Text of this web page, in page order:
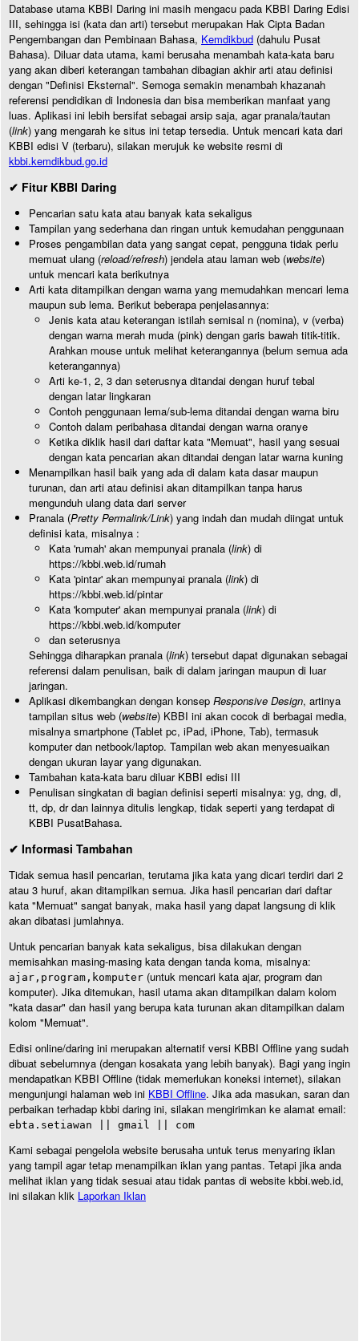
Database utama KBBI Daring ini masih mengacu pada KBBI Daring Edisi
III, sehingga isi (kata dan arti) tersebut merupakan Hak Cipta Badan
Pengembangan dan Pembinaan Bahasa, Kemdikbud (dahulu Pusat
Bahasa). Diluar data utama, kami berusaha menambah kata-kata baru
yang akan diberi keterangan tambahan dibagian akhir arti atau definisi
dengan "Definisi Eksternal". Semoga semakin menambah khazanah
referensi pendidikan di Indonesia dan bisa memberikan manfaat yang
luas. Aplikasi ini lebih bersifat sebagai arsip saja, agar pranala/tautan
(link) yang mengarah ke situs ini tetap tersedia. Untuk mencari kata dari
KBBI edisi V (terbaru), silakan merujuk ke website resmi di
kbbi.kemdikbud.go.id
✔ Fitur KBBI Daring
Pencarian satu kata atau banyak kata sekaligus
Tampilan yang sederhana dan ringan untuk kemudahan penggunaan
Proses pengambilan data yang sangat cepat, pengguna tidak perlu
memuat ulang (reload/refresh) jendela atau laman web (website)
untuk mencari kata berikutnya
Arti kata ditampilkan dengan warna yang memudahkan mencari lema
maupun sub lema. Berikut beberapa penjelasannya:
Jenis kata atau keterangan istilah semisal n (nomina), v (verba)
dengan warna merah muda (pink) dengan garis bawah titik-titik.
Arahkan mouse untuk melihat keterangannya (belum semua ada
keterangannya)
Arti ke-1, 2, 3 dan seterusnya ditandai dengan huruf tebal
dengan latar lingkaran
Contoh penggunaan lema/sub-lema ditandai dengan warna biru
Contoh dalam peribahasa ditandai dengan warna oranye
Ketika diklik hasil dari daftar kata "Memuat", hasil yang sesuai
dengan kata pencarian akan ditandai dengan latar warna kuning
Menampilkan hasil baik yang ada di dalam kata dasar maupun
turunan, dan arti atau definisi akan ditampilkan tanpa harus
mengunduh ulang data dari server
Pranala (Pretty Permalink/Link) yang indah dan mudah diingat untuk
definisi kata, misalnya :
Kata 'rumah' akan mempunyai pranala (link) di
https://kbbi.web.id/rumah
Kata 'pintar' akan mempunyai pranala (link) di
https://kbbi.web.id/pintar
Kata 'komputer' akan mempunyai pranala (link) di
https://kbbi.web.id/komputer
dan seterusnya
Sehingga diharapkan pranala (link) tersebut dapat digunakan sebagai
referensi dalam penulisan, baik di dalam jaringan maupun di luar
jaringan.
Aplikasi dikembangkan dengan konsep Responsive Design, artinya
tampilan situs web (website) KBBI ini akan cocok di berbagai media,
misalnya smartphone (Tablet pc, iPad, iPhone, Tab), termasuk
komputer dan netbook/laptop. Tampilan web akan menyesuaikan
dengan ukuran layar yang digunakan.
Tambahan kata-kata baru diluar KBBI edisi III
Penulisan singkatan di bagian definisi seperti misalnya: yg, dng, dl,
tt, dp, dr dan lainnya ditulis lengkap, tidak seperti yang terdapat di
KBBI PusatBahasa.
✔ Informasi Tambahan
Tidak semua hasil pencarian, terutama jika kata yang dicari terdiri dari 2
atau 3 huruf, akan ditampilkan semua. Jika hasil pencarian dari daftar
kata "Memuat" sangat banyak, maka hasil yang dapat langsung di klik
akan dibatasi jumlahnya.
Untuk pencarian banyak kata sekaligus, bisa dilakukan dengan
memisahkan masing-masing kata dengan tanda koma, misalnya:
ajar,program,komputer (untuk mencari kata ajar, program dan
komputer). Jika ditemukan, hasil utama akan ditampilkan dalam kolom
"kata dasar" dan hasil yang berupa kata turunan akan ditampilkan dalam
kolom "Memuat".
Edisi online/daring ini merupakan alternatif versi KBBI Offline yang sudah
dibuat sebelumnya (dengan kosakata yang lebih banyak). Bagi yang ingin
mendapatkan KBBI Offline (tidak memerlukan koneksi internet), silakan
mengunjungi halaman web ini KBBI Offline. Jika ada masukan, saran dan
perbaikan terhadap kbbi daring ini, silakan mengirimkan ke alamat email:
ebta.setiawan || gmail || com
Kami sebagai pengelola website berusaha untuk terus menyaring iklan
yang tampil agar tetap menampilkan iklan yang pantas. Tetapi jika anda
melihat iklan yang tidak sesuai atau tidak pantas di website kbbi.web.id,
ini silakan klik Laporkan Iklan